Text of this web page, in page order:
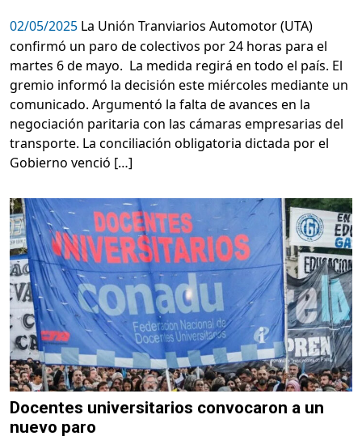
02/05/2025 La Unión Tranviarios Automotor (UTA)
confirmó un paro de colectivos por 24 horas para el
martes 6 de mayo. La medida regirá en todo el país. El
gremio informó la decisión este miércoles mediante un
comunicado. Argumentó la falta de avances en la
negociación paritaria con las cámaras empresarias del
transporte. La conciliación obligatoria dictada por el
Gobierno venció […]
Docentes universitarios convocaron a un
nuevo paro